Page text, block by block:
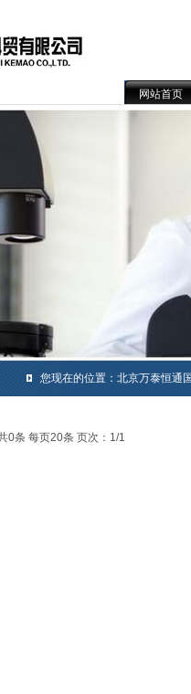
网站首页
您现在的位置： 北京万泰恒通
0条 每页20条 页次：1/1